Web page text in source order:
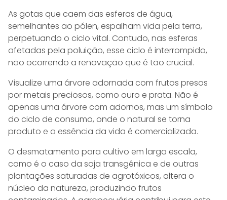
As gotas que caem das esferas de água,
semelhantes ao pólen, espalham vida pela terra,
perpetuando o ciclo vital. Contudo, nas esferas
afetadas pela poluição, esse ciclo é interrompido,
não ocorrendo a renovação que é tão crucial.
Visualize uma árvore adornada com frutos presos
por metais preciosos, como ouro e prata. Não é
apenas uma árvore com adornos, mas um símbolo
do ciclo de consumo, onde o natural se torna
produto e a essência da vida é comercializada.
O desmatamento para cultivo em larga escala,
como é o caso da soja transgênica e de outras
plantações saturadas de agrotóxicos, altera o
núcleo da natureza, produzindo frutos